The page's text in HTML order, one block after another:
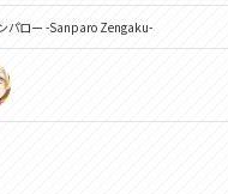
パロー -Sanparo Zengaku-